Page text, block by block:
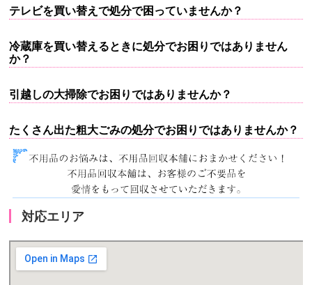
テレビを買い替えで処分で困っていませんか？
冷蔵庫を買い替えるときに処分でお困りではありません
か？
引越しの大掃除でお困りではありませんか？
たくさん出た粗大ごみの処分でお困りではありませんか？
対応エリア